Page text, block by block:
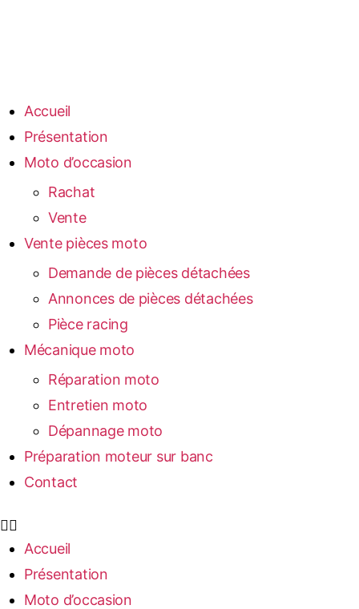
Accueil
Présentation
Moto d’occasion
Rachat
Vente
Vente pièces moto
Demande de pièces détachées
Annonces de pièces détachées
Pièce racing
Mécanique moto
Réparation moto
Entretien moto
Dépannage moto
Préparation moteur sur banc
Contact
Accueil
Présentation
Moto d’occasion